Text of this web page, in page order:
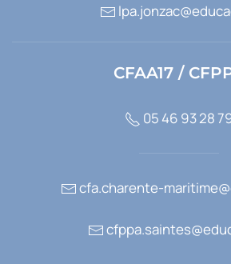
CFAA17 /
05 46 93 28
cfa.charente-